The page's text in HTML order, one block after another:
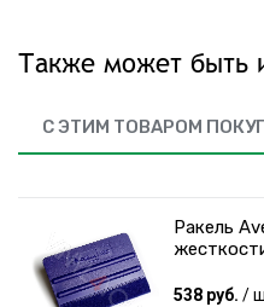
Также может быть
С ЭТИМ ТОВАРОМ
Ракель
538 руб. /